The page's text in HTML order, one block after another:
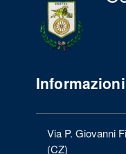
Informazioni
Via P. Giovanni
(CZ)